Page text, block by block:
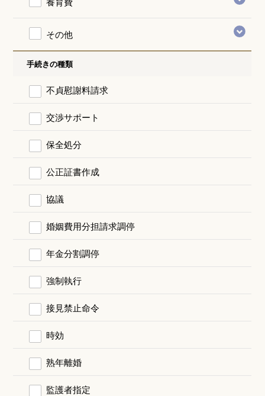
その他
手続きの種類
不貞慰謝料請求
交渉サポート
保全処分
公正証書作成
協議
婚姻費用分担請求調停
年金分割調停
強制執行
接見禁止命令
時効
熟年離婚
監護者指定